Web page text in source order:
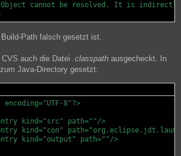
cannot be resolved. It is
Path falsch gesetzt ist.
auch die Datei .classpath ausgecheckt. In
Java-Directory gesetzt:
8"?>